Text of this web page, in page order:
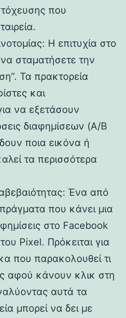
που
Η επιτυχία στο
σταματήσετε την
Τα πρακτορεία
και
να εξετάσουν
διαφημίσεων (A/B
ποια εικόνα ή
τα περισσότερα
Ένα από
που κάνει μια
στο Facebook
του Pixel. Πρόκειται για
που παρακολουθεί τι
αφού κάνουν κλικ στη
αυτά τα
μπορεί να δει με